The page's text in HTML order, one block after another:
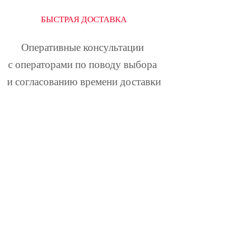
БЫСТРАЯ ДОСТАВКА
Оперативные консультации
с операторами по поводу выбора
и согласованию времени доставки